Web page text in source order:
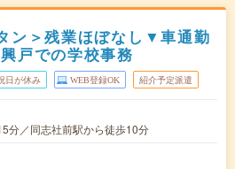
ン＞残業ほぼなし▼車通勤
戸での学校事務
日が休み WEB登録OK 紹介予定派遣
分／同志社前駅から徒歩10分